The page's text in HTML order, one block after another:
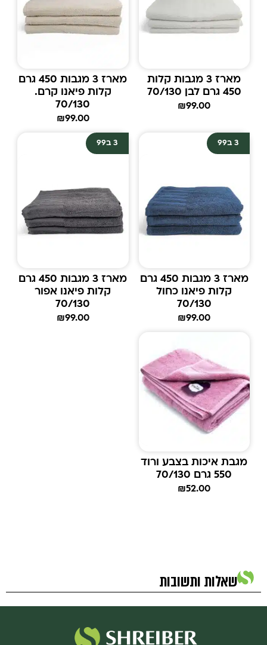
מארז 3 מגבות קלות
450 גרם לבן 70/130
₪99.00
מארז 3 מגבות 450 גרם
קלות פיאנו קרם.
70/130
₪99.00
3 ב99
מארז 3 מגבות 450 גרם
קלות פיאנו כחול
70/130
₪99.00
3 ב99
מארז 3 מגבות 450 גרם
קלות פיאנו אפור
70/130
₪99.00
מגבת איכות בצבע ורוד
550 גרם 70/130
₪52.00
שאלות ותשובות